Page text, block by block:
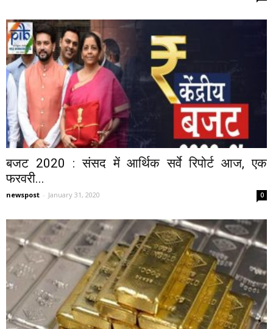
बजट 2020 : संसद में आर्थिक सर्वे रिपोर्ट आज, एक
फरवरी...
newspost - January 31, 2020 0